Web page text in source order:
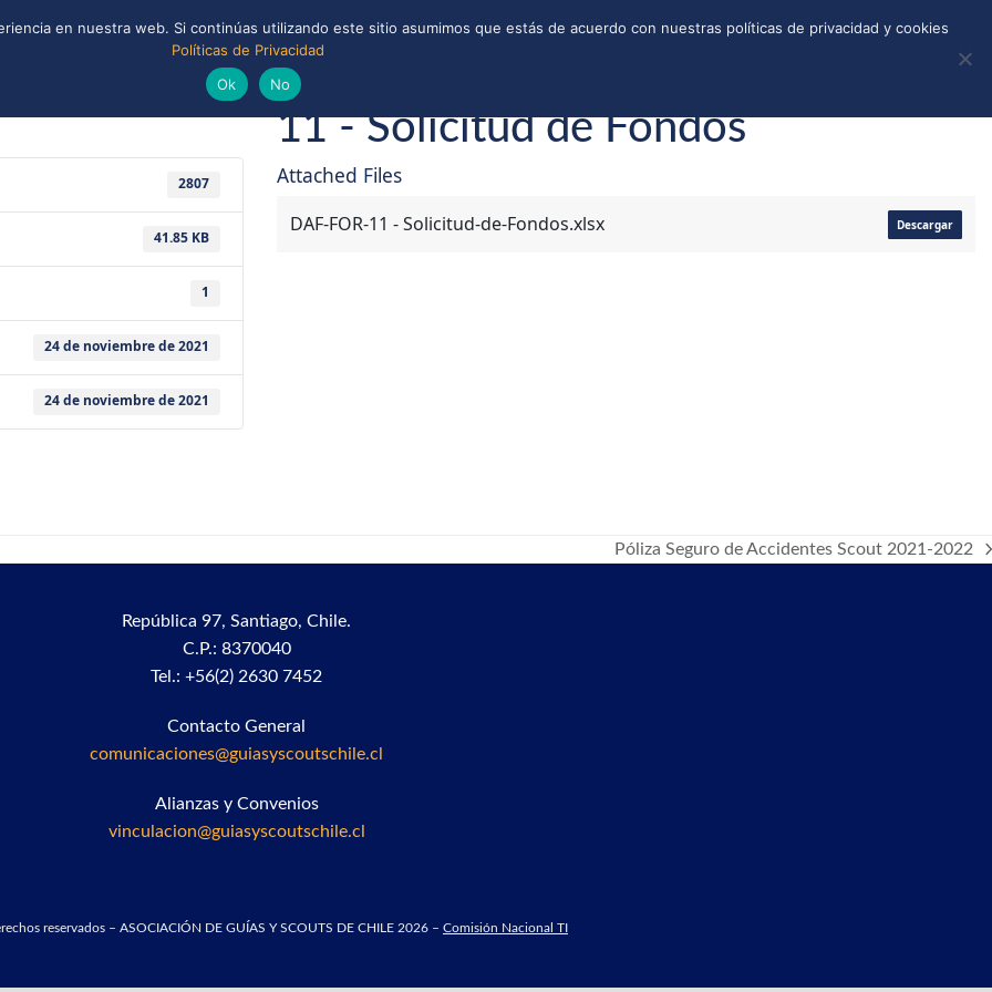
TIENDA CALLEJONES DONAR
CONVENIOS Y ALIANZAS
BIBLIOTECA
2807
41.85 KB
1
24 de noviembre de 2021
24 de noviembre de 2021
11 - Solicitud de Fondos
Attached Files
DAF-FOR-11 - Solicitud-de-Fondos.xlsx Descargar
next
Póliza Seguro de Accidentes Scout 2021-2022
República 97,Santiago, Chile.
C.P.: 8370040
Tel.: +56(2) 2630 7452
Contacto General
comunicaciones@guiasyscoutschile.cl
Alianzas y Convenios
vinculacion@guiasyscoutschile.cl
reservados – ASOCIACIÓN DE GUÍAS Y SCOUTS DE CHILE 2026 – Comisión Nacional TI
en nuestra web. Si continúas utilizando este sitio asumimos que estás de acuerdo con nuestras políticas de privacidad y cookies
Políticas de Privacidad
Ok
No